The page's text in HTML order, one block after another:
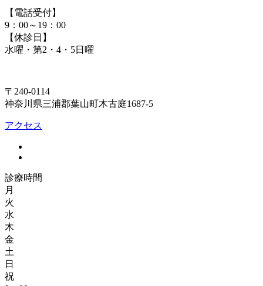
【電話受付】
9：00～19：00
【休診日】
水曜・第2・4・5日曜
〒240-0114
神奈川県三浦郡葉山町木古庭1687-5
アクセス
診療時間
月
火
水
木
金
土
日
祝